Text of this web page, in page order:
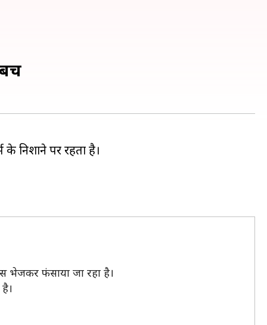
निशाने पर रहता है।
भेजकर फंसाया जा रहा है।